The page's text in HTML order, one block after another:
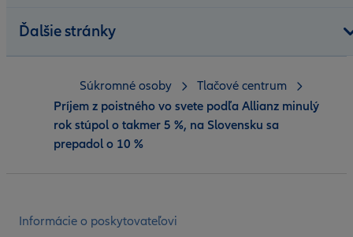
Ďalšie stránky
Informácie o poskytovateľovi
Súkromné osoby
Tlačové centrum
Príjem z poistného vo svete podľa Allianz minulý
rok stúpol o takmer 5 %, na Slovensku sa
prepadol o 10 %